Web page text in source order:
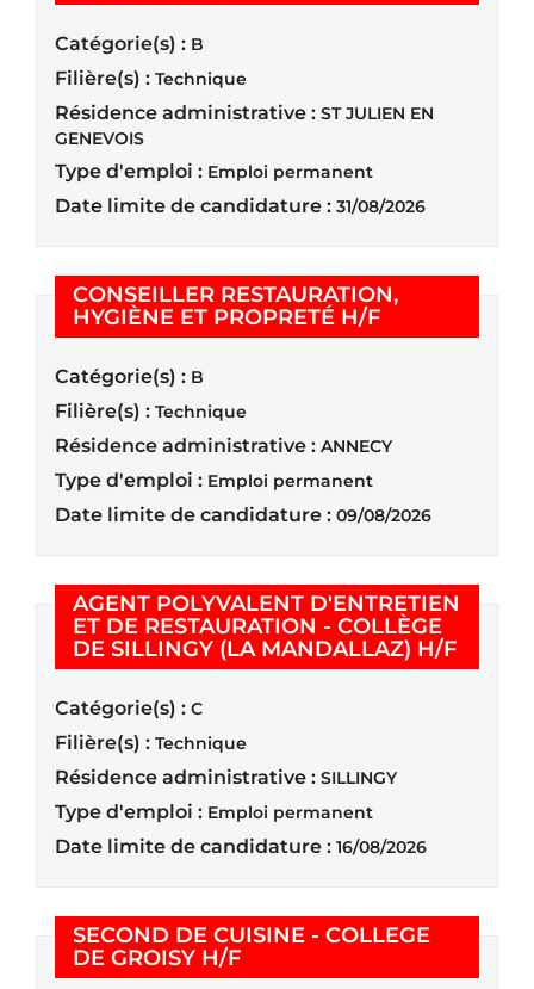
Catégorie(s) : B
Filière(s) : Technique
Résidence administrative : ST JULIEN EN
GENEVOIS
Type d'emploi : Emploi permanent
Date limite de candidature : 31/08/2026
CONSEILLER RESTAURATION,
HYGIÈNE ET PROPRETÉ H/F(Nouvelle
Catégorie(s) : B
Filière(s) : Technique
Résidence administrative : ANNECY
Type d'emploi : Emploi permanent
Date limite de candidature : 09/08/2026
AGENT POLYVALENT D'ENTRETIEN
ET DE RESTAURATION - COLLÈGE
DE SILLINGY (LA MANDALLAZ) H/F
Catégorie(s) : C
Filière(s) : Technique
Résidence administrative : SILLINGY
Type d'emploi : Emploi permanent
Date limite de candidature : 16/08/2026
SECOND DE CUISINE - COLLEGE
DE GROISY H/F(Nouvelle fenêtre)